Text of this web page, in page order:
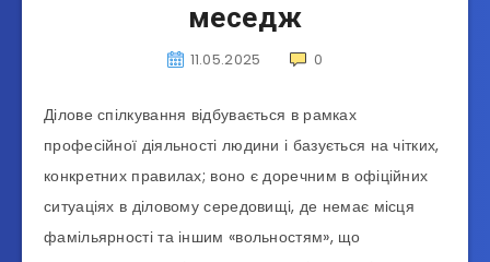
меседж
11.05.2025 0
Ділове спілкування відбувається в рамках
професійної діяльності людини і базується на чітких,
конкретних правилах; воно є доречним в офіційних
ситуаціях в діловому середовищі, де немає місця
фамільярності та іншим «вольностям», що